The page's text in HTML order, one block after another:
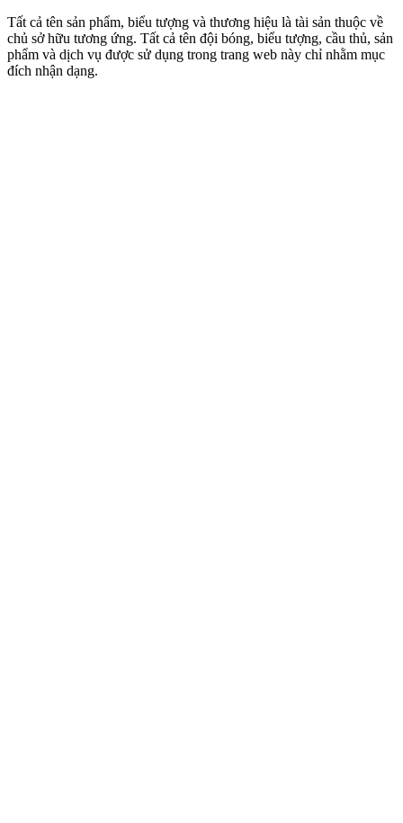
Tất cả tên sản phẩm, biểu tượng và thương hiệu là tài sản thuộc về
chủ sở hữu tương ứng. Tất cả tên đội bóng, biểu tượng, cầu thủ, sản
phẩm và dịch vụ được sử dụng trong trang web này chỉ nhằm mục
đích nhận dạng.